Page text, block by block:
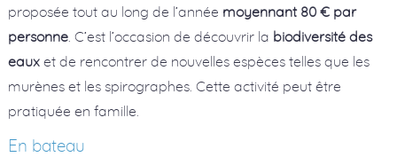
proposée tout au long de l’année moyennant 80 € par
personne. C’est l’occasion de découvrir la biodiversité des
eauxet de rencontrer de nouvelles espèces telles que les
murènes et les spirographes. Cette activité peut être
pratiquée en famille.
En bateau